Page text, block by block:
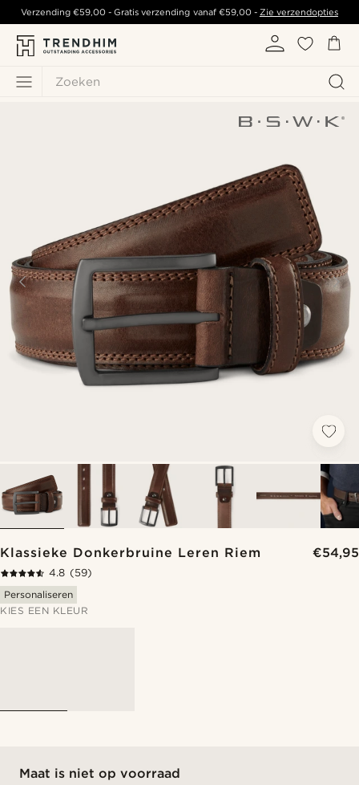
Zoeken
Verzending€59,00 - Gratis verzending vanaf €59,00- Zie verzendopties
Klassieke Donkerbruine Leren Riem €54,95
4.8 (59)
Personaliseren
KIES EEN KLEUR
Maat is niet op voorraad